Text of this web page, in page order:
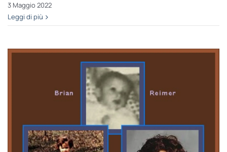
3 Maggio 2022
Leggi di più